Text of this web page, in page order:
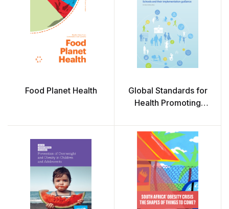
Food Planet Health
Global Standards for
Health Promoting
implementation
guidance